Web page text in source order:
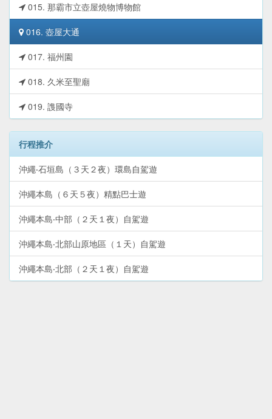
015. 那霸市立壺屋燒物博物館
016. 壺屋大通
017. 福州園
018. 久米至聖廟
019. 謢國寺
行程推介
沖繩‧石垣島（３天２夜）環島自駕遊
沖繩本島（６天５夜）精點巴士遊
沖繩本島‧中部（２天１夜）自駕遊
沖繩本島‧北部山原地區（１天）自駕遊
沖繩本島‧北部（２天１夜）自駕遊